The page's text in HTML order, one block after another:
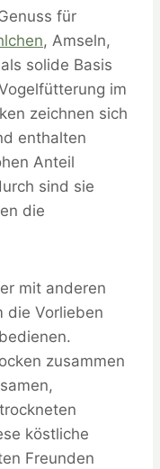
für
, Amseln,
solide Basis
im
zeichnen sich
enthalten
Anteil
sind sie
die
mit anderen
die Vorlieben
zusammen
köstliche
Freunden